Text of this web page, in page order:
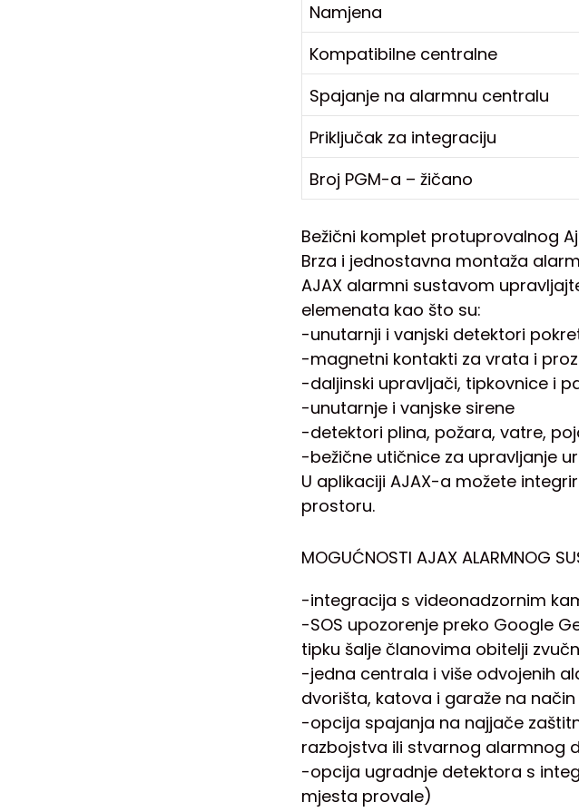
Namjena
Kompatibilne centralne
Spajanje na alarmnu centralu
Priključak za integraciju
Broj PGM-a – žičano
Bežični komplet protuprovalnog
Brza i jednostavna montaža
AJAX alarmni sustavom
elemenata kao što su:
-unutarnji i vanjski detektori
-magnetni kontakti za vrata i
-daljinski upravljači, tipkovnice i
-unutarnje i vanjske sirene
-detektori plina, požara, vatre,
-bežične utičnice za upravljanje
U aplikaciji AJAX-a možete
prostoru.
MOGUĆNOSTI AJAX ALARMNOG
-integracija s videonadzornim
-SOS upozorenje preko Google
tipku šalje članovima obitelji
-jedna centrala i više odvojenih
dvorišta, katova i garaže na
-opcija spajanja na najjače
razbojstva ili stvarnog alarmnog
-opcija ugradnje detektora s
mjesta provale)